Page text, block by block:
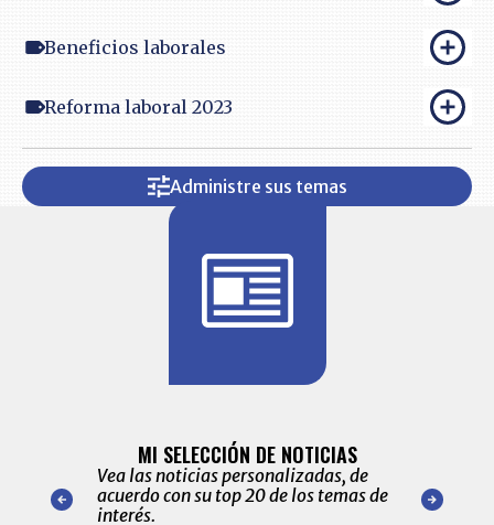
Beneficios laborales
Reforma laboral 2023
Administre sus temas
nuestro
para
MI SELECCIÓN DE NOTICIAS
Vea las noticias personalizadas, de
acuerdo con su top 20 de los temas de
interés.
de las